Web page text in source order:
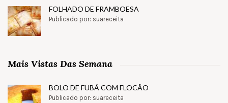
FOLHADO DE FRAMBOESA
Publicado por: suareceita
Mais Vistas Das Semana
BOLO DE FUBÁ COM FLOCÃO
Publicado por: suareceita